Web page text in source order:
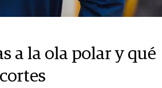
a la ola polar y qué